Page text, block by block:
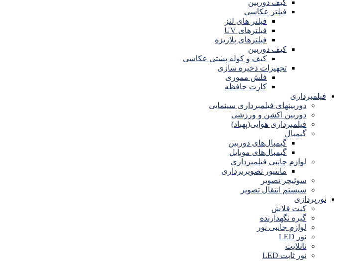
کیف دوربین
فیلتر عکاسی
فیلتر های لنز
فیلترهای UV
فیلترهای پلاریزه
کیف دوربین
کیف و کوله پشتی عکاسی
تجهیزات ذخیره سازی
فلش مموری
کارت حافظه
فیلمبرداری
دوربینهای فیلمبرداری سینمایی
دوربین اکشن و ورزشی
فیلمبرداری هوایی(پهباد)
گیمبال
گیمبال‌های دوربین
گیمبال‌های موبایل
لوازم جانبی فیلمبرداری
مانتیور تصویربرداری
سوئیچر تصویر
سیستم انتقال تصویر
نورپردازی
کیت فلاش
گیره نگهدارنده
لوازم جانبی نور
نور LED
نانلایت
نور ثابت LED